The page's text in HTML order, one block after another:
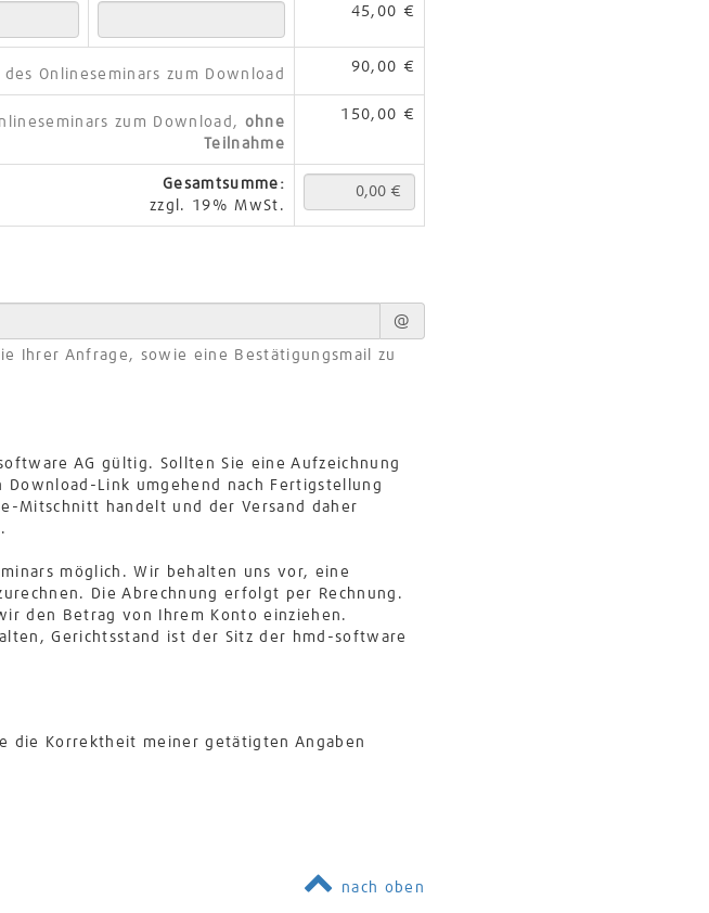
45,00 €
Onlineseminars zum Download
90,00 €
zum Download, ohne
Teilnahme
150,00 €
Gesamtsumme:
zzgl. 19% MwSt.
@
Ihrer Anfrage, sowie eine Bestätigungsmail zu
AG gültig. Sollten Sie eine Aufzeichnung
Link umgehend nach Fertigstellung
Mitschnitt handelt und der Versand daher
möglich. Wir behalten uns vor, eine
Die Abrechnung erfolgt per Rechnung.
den Betrag von Ihrem Konto einziehen.
Gerichtsstand ist der Sitz der hmd-software
die Korrektheit meiner getätigten Angaben
nach oben